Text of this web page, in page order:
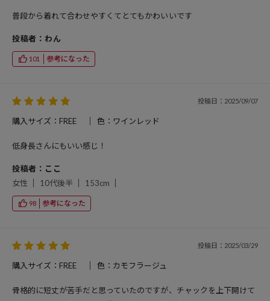
普段から着れて合わせやすくてとてもかわいいです
投稿者：わん
101 参考になった
投稿日：2025/09/07
購入サイズ：FREE 色：ワインレッド
低身長さんにもいい感じ！
投稿者：ここ
女性
10代後半 153cm
98 参考になった
投稿日：2025/03/29
購入サイズ：FREE 色：カモフラージュ
骨格的に短丈が苦手だと思っていたのですが、チャックを上下開けて